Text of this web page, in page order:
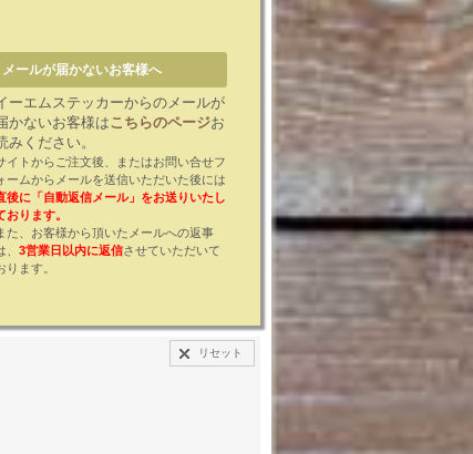
メールが届かないお客様へ
ーエムステッカーからのメールが
かないお客様はこちらのページお
みください。
イトからご注文後、またはお問い合せフ
ームからメールを送信いただいた後には
後に「自動返信メール」をお送りいたし
おります。
た、お客様から頂いたメールへの返事
、 3営業日以内に返信させていただいて
ります。
リセット